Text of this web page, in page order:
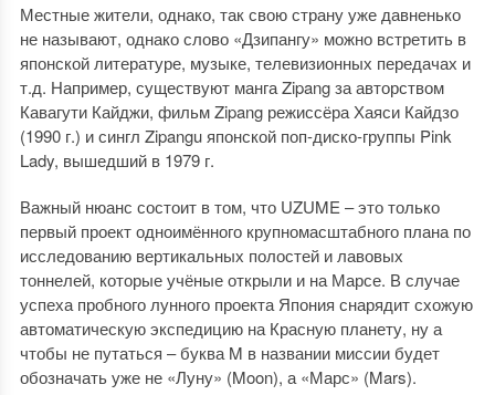
Местные жители, однако, так свою страну уже давненько
не называют, однако слово «Дзипангу» можно встретить в
японской литературе, музыке, телевизионных передачах и
т.д. Например, существуют манга Zipang за авторством
Кавагути Кайджи, фильм Zipang режиссёра Хаяси Кайдзо
(1990 г.) и сингл Zipangu японской поп-диско-группы Pink
Lady, вышедший в 1979 г.
Важный нюанс состоит в том, что UZUME – это только
первый проект одноимённого крупномасштабного плана по
исследованию вертикальных полостей и лавовых
тоннелей, которые учёные открыли и на Марсе. В случае
успеха пробного лунного проекта Япония снарядит схожую
автоматическую экспедицию на Красную планету, ну а
чтобы не путаться – буква M в названии миссии будет
обозначать уже не «Луну» (Moon), а «Марс» (Mars).